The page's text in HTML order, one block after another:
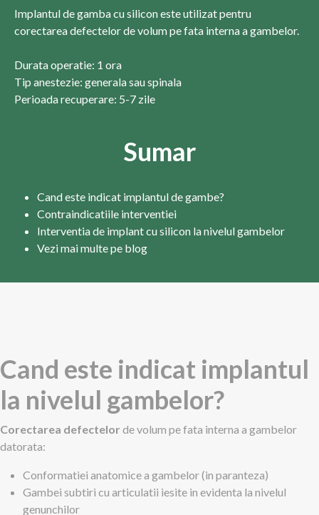
Implantul de gamba cu silicon este utilizat pentru
corectarea defectelor de volum pe fata interna a gambelor.
Durata operatie: 1 ora
Tip anestezie: generala sau spinala
Perioada recuperare: 5-7 zile
Sumar
Cand este indicat implantul de gambe?
Contraindicatiile interventiei
Interventia de implant cu silicon la nivelul gambelor
Vezi mai multe pe blog
Cand este indicat implantul
la nivelul gambelor?
Corectarea defectelor de volum pe fata interna a gambelor
datorata:
Conformatiei anatomice a gambelor (in paranteza)
Gambei subtiri cu articulatii iesite in evidenta la nivelul
genunchilor